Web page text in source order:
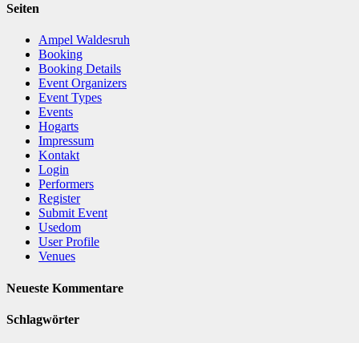
Seiten
Ampel Waldesruh
Booking
Booking Details
Event Organizers
Event Types
Events
Hogarts
Impressum
Kontakt
Login
Performers
Register
Submit Event
Usedom
User Profile
Venues
Neueste Kommentare
Schlagwörter